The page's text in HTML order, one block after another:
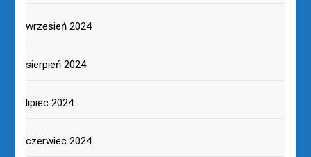
wrzesień 2024
sierpień 2024
lipiec 2024
czerwiec 2024